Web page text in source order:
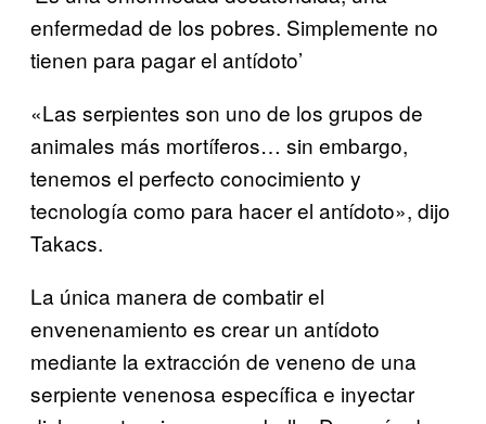
enfermedad de los pobres. Simplemente no
tienen para pagar el antídoto’
«Las serpientes son uno de los grupos de
animales más mortíferos… sin embargo,
tenemos el perfecto conocimiento y
tecnología como para hacer el antídoto», dijo
Takacs.
La única manera de combatir el
envenenamiento es crear un antídoto
mediante la extracción de veneno de una
serpiente venenosa específica e inyectar